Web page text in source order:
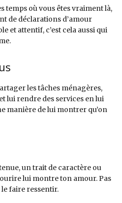
temps où vous êtes vraiment là,
de déclarations d’amour
et attentif, c’est cela aussi qui
les tâches ménagères,
lui rendre des services en lui
manière de lui montrer qu’on
un trait de caractère ou
lui montre ton amour. Pas
le faire ressentir.